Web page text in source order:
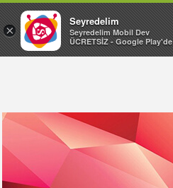
×
Seyredelim
Seyredelim Mobil Dev
ÜCRETSİZ - Google Play'de